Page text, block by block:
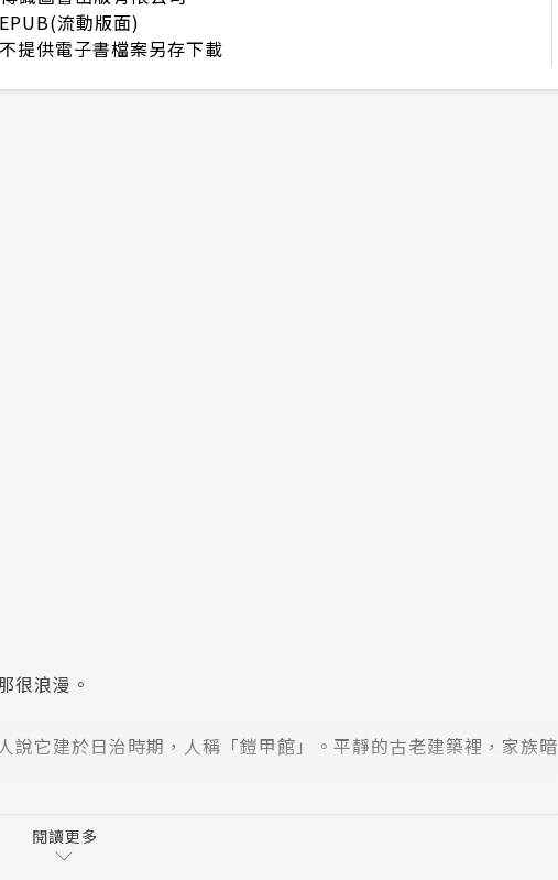
EPUB(流動版面)
不提供電子書檔案另存下載
很浪漫。
說它建於日治時期，人稱「鎧甲館」。平靜的古老建築裡，家族暗
閱讀更多